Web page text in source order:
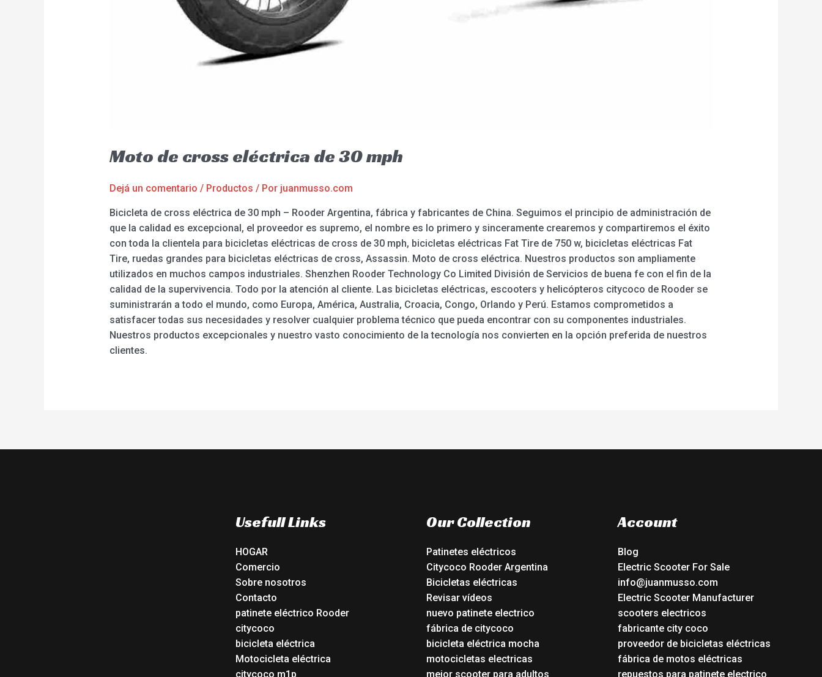
Moto de cross eléctrica de 30 mph
Dejá un comentario / Productos / Por juanmusso.com
Bicicleta de cross eléctrica de 30 mph – Rooder Argentina, fábrica y fabricantes de China. Seguimos el principio de administración de
que la calidad es excepcional, el proveedor es supremo, el nombre es lo primero y sinceramente crearemos y compartiremos el éxito
con toda la clientela para bicicletas eléctricas de cross de 30 mph, bicicletas eléctricas Fat Tire de 750 w, bicicletas eléctricas Fat
Tire, ruedas grandes para bicicletas eléctricas de cross, Assassin. Moto de cross eléctrica. Nuestros productos son ampliamente
utilizados en muchos campos industriales. Shenzhen Rooder Technology Co Limited División de Servicios de buena fe con el fin de la
calidad de la supervivencia. Todo por la atención al cliente. Las bicicletas eléctricas, escooters y helicópteros citycoco de Rooder se
suministrarán a todo el mundo, como Europa, América, Australia, Croacia, Congo, Orlando y Perú. Estamos comprometidos a
satisfacer todas sus necesidades y resolver cualquier problema técnico que pueda encontrar con su componentes industriales.
Nuestros productos excepcionales y nuestro vasto conocimiento de la tecnología nos convierten en la opción preferida de nuestros
clientes.
Usefull Links
HOGAR
Comercio
Sobre nosotros
Contacto
patinete eléctrico Rooder
citycoco
bicicleta eléctrica
Motocicleta eléctrica
citycoco m1p
Our Collection
Patinetes eléctricos
Citycoco Rooder Argentina
Bicicletas eléctricas
Revisar vídeos
nuevo patinete electrico
fábrica de citycoco
bicicleta eléctrica mocha
motocicletas electricas
mejor scooter para adultos
Account
Blog
Electric Scooter For Sale
info@juanmusso.com
Electric Scooter Manufacturer
scooters electricos
fabricante city coco
proveedor de bicicletas eléctricas
fábrica de motos eléctricas
repuestos para patinete electrico